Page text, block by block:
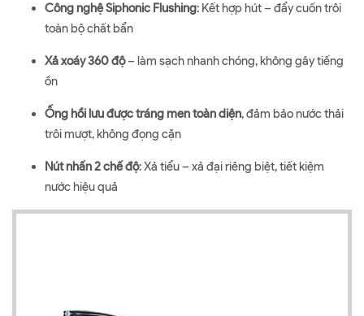
Công nghệ Siphonic Flushing: Kết hợp hút – đẩy cuốn trôi
toàn bộ chất bẩn
Xả xoáy 360 độ– làm sạch nhanh chóng, không gây tiếng
ồn
Ống hồi lưu được tráng men toàn diện, đảm bảo nước thải
trôi mượt, không đọng cặn
Nút nhấn 2 chế độ: Xả tiểu – xả đại riêng biệt, tiết kiệm
nước hiệu quả